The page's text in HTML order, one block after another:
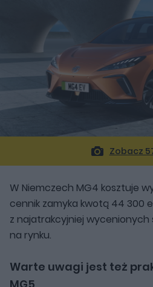
Zobacz
W Niemczech MG4 kosztuje
cennik zamyka kwotą 44 300
z najatrakcyjniej
na rynku.
Warte uwagi jest też